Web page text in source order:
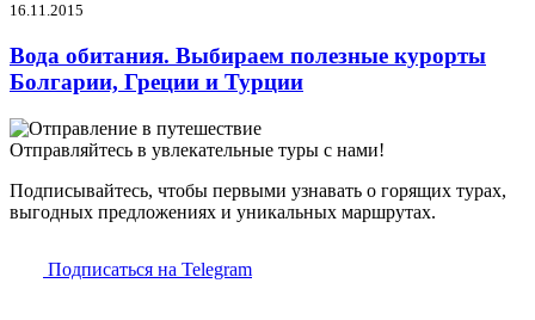
16.11.2015
Вода обитания. Выбираем полезные курорты
Болгарии, Греции и Турции
Отправляйтесь в увлекательные туры с нами!
Подписывайтесь, чтобы первыми узнавать о горящих турах,
выгодных предложениях и уникальных маршрутах.
Подписаться на Telegram